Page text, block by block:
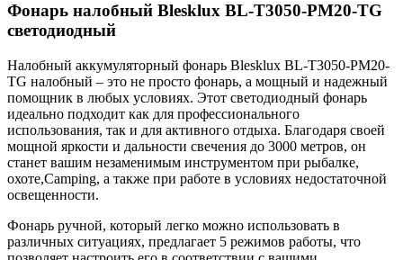
Фонарь налобный Blesklux BL-T3050-PM20-TG
светодиодный
Налобный аккумуляторный фонарь Blesklux BL-T3050-PM20-
TG налобный – это не просто фонарь, а мощный и надежный
помощник в любых условиях. Этот светодиодный фонарь
идеально подходит как для профессионального
использования, так и для активного отдыха. Благодаря своей
мощной яркости и дальности свечения до 3000 метров, он
станет вашим незаменимым инструментом при рыбалке,
охоте,Camping, а также при работе в условиях недостаточной
освещенности.
Фонарь ручной, который легко можно использовать в
различных ситуациях, предлагает 5 режимов работы, что